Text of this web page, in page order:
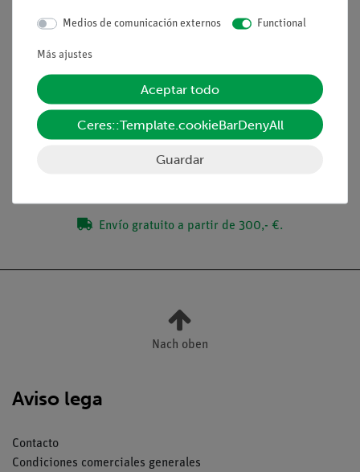
Descripciones de experimentos adecuados para los
Volumen de suministro
Envío gratuito a partir de 300,- €.
Nach oben
Aviso lega
Contacto
Condiciones comerciales generales
Medios de comunicación externos Functional
Más ajustes
Aceptar todo
Ceres::Template.cookieBarDenyAll
Guardar